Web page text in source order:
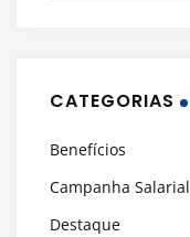
CATEGORIAS
Benefícios
Campanha Salarial
Destaque